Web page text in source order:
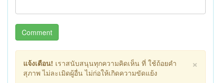
Comment
×
แจ้งเตือน! เราสนับสนุนทุกความคิดเห็น ที่ ใช้ถ้อยคำ
สุภาพ ไม่ละเมิดผู้อื่น ไม่ก่อให้เกิดความขัดแย้ง